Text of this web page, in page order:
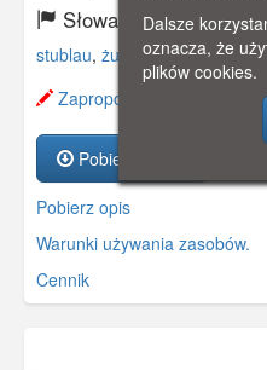
Słowa kluczowe:
stublau, żuławy gdańskie,
Zaproponuj zmianę opisu.
Pobierz zasób
Pobierz opis
Warunki używania zasobów.
Cennik
Dalsze
oznacza, że
plików cookies.